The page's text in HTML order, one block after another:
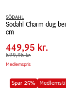
SÖDAHL
Södahl Charm dug
cm
Södahl
Charm
dug
beige
140x220
Pris
Pris
449,95 kr.
Spar
150,00 kr.
Førpris
449,95 kr.
599,95 kr.
Medlemspris
Spar 25%